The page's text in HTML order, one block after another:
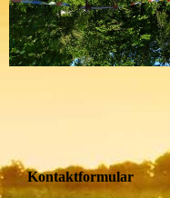
Kontaktformular